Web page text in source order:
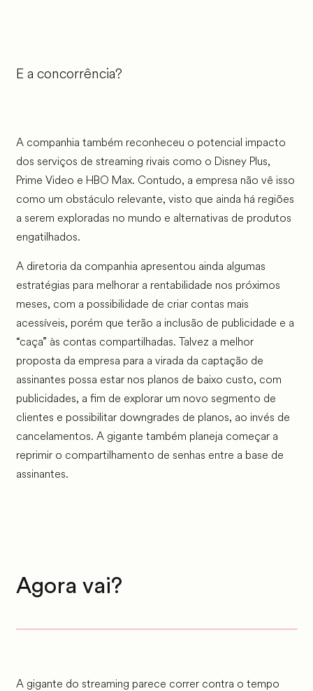
E a concorrência?
A companhia também reconheceu o potencial impacto
dos serviços de streaming rivais como o Disney Plus,
Prime Video e HBO Max. Contudo, a empresa não vê isso
como um obstáculo relevante, visto que ainda há regiões
a serem exploradas no mundo e alternativas de produtos
engatilhados.
A diretoria da companhia apresentou ainda algumas
estratégias para melhorar a rentabilidade nos próximos
meses, com a possibilidade de criar contas mais
acessíveis, porém que terão a inclusão de publicidade e a
“caça” às contas compartilhadas. Talvez a melhor
proposta da empresa para a virada da captação de
assinantes possa estar nos planos de baixo custo, com
publicidades, a fim de explorar um novo segmento de
clientes e possibilitar downgrades de planos, ao invés de
cancelamentos. A gigante também planeja começar a
reprimir o compartilhamento de senhas entre a base de
assinantes.
Agora vai?
A gigante do streaming parece correr contra o tempo